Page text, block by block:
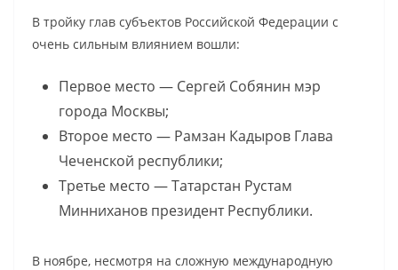
В тройку глав субъектов Российской Федерации с
очень сильным влиянием вошли:
Первое место — Сергей Собянин мэр
города Москвы;
Второе место — Рамзан Кадыров Глава
Чеченской республики;
Третье место — Татарстан Рустам
Минниханов президент Республики.
В ноябре, несмотря на сложную международную